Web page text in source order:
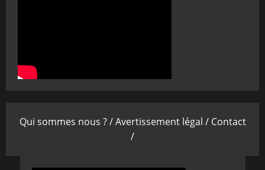
Qui sommes nous ? /Avertissement légal / Contact
/